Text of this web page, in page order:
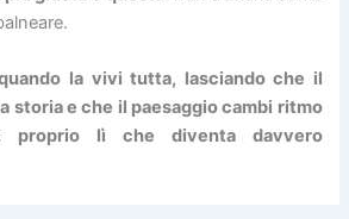
la vivi tutta, lasciando che il
storia e che il paesaggio cambi ritmo
proprio lì che diventa davvero